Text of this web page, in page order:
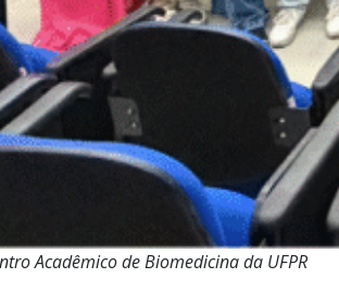
Acadêmico de Biomedicina da UFPR